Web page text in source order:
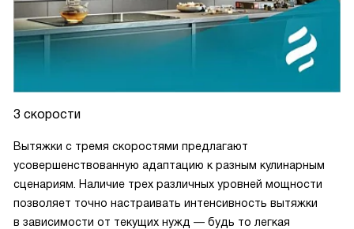
3 скорости
Вытяжки с тремя скоростями предлагают
усовершенствованную адаптацию к разным кулинарным
сценариям. Наличие трех различных уровней мощности
позволяет точно настраивать интенсивность вытяжки
в зависимости от текущих нужд — будь то легкая